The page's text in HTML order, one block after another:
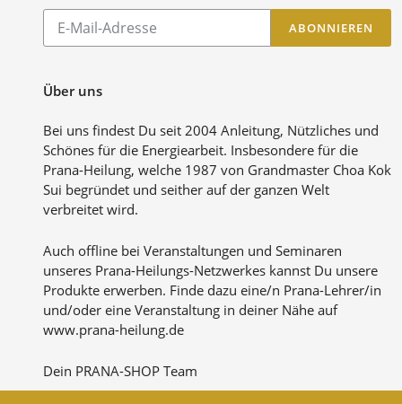
Abonnieren
unsere
ABONNIEREN
Über uns
Bei uns findest Du seit 2004 Anleitung, Nützliches und
Schönes für die Energiearbeit. Insbesondere für die
Prana-Heilung, welche 1987 von Grandmaster Choa Kok
Sui begründet und seither auf der ganzen Welt
verbreitet wird.
Auch offline bei Veranstaltungen und Seminaren
unseres Prana-Heilungs-Netzwerkes kannst Du unsere
Produkte erwerben. Finde dazu eine/n Prana-Lehrer/in
und/oder eine Veranstaltung in deiner Nähe auf
www.prana-heilung.de
Dein PRANA-SHOP Team